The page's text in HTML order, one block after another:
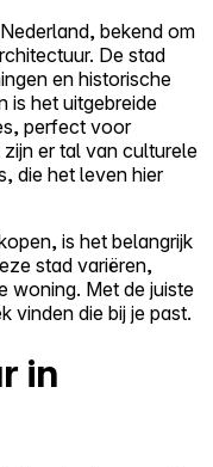
bekend om
De stad
en historische
is het uitgebreide
perfect voor
er tal van culturele
die het leven hier
is het belangrijk
stad variëren,
woning. Met de juiste
vinden die bij je past.
in